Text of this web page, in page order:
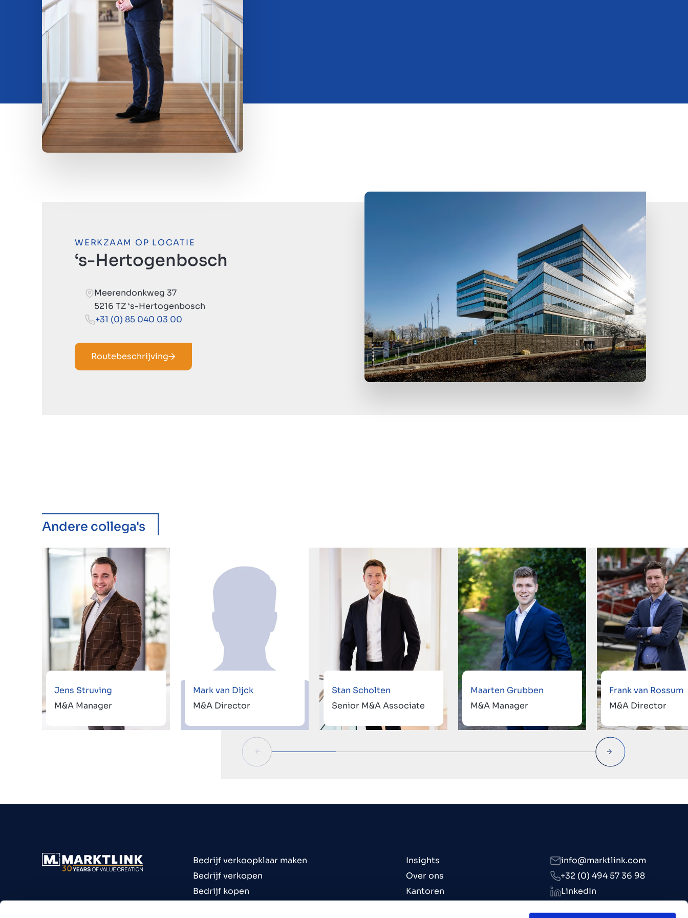
Insights
Over ons
Contact
WERKZAAM OP LOCATIE
‘s-Hertogenbosch
Meerendonkweg 37
5216 TZ ‘s-Hertogenbosch
+31 (0) 85 040 03 00
Routebeschrijving
Andere collega's
Jens Struving
M&A Manager
Mark van Dijck
M&A Director
Stan Scholten
Senior M&A Associate
Maarten Grubben
M&A Manager
Frank van Rossum
M&A Director
Bedrijf verkoopklaar maken
Bedrijf verkopen
Bedrijf kopen
Insights
Over ons
Kantoren
info@marktlink.com
+32 (0) 494 57 36 98
LinkedIn